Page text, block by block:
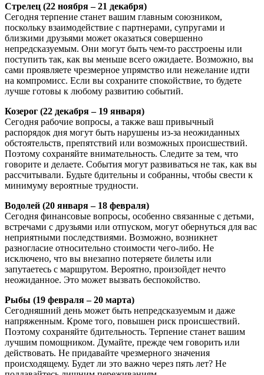
Стрелец (22 ноября – 21 декабря)
Сегодня терпение станет вашим главным союзником,
поскольку взаимодействие с партнерами, супругами и
близкими друзьями может оказаться совершенно
непредсказуемым. Они могут быть чем-то расстроены или
поступить так, как вы меньше всего ожидаете. Возможно, вы
сами проявляете чрезмерное упрямство или нежелание идти
на компромисс. Если вы сохраните спокойствие, то будете
лучше готовы к любому развитию событий.
Козерог (22 декабря – 19 января)
Сегодня рабочие вопросы, а также ваш привычный
распорядок дня могут быть нарушены из-за неожиданных
обстоятельств, препятствий или возможных происшествий.
Поэтому сохраняйте внимательность. Следите за тем, что
говорите и делаете. События могут развиваться не так, как вы
рассчитывали. Будьте бдительны и собранны, чтобы свести к
минимуму вероятные трудности.
Водолей (20 января – 18 февраля)
Сегодня финансовые вопросы, особенно связанные с детьми,
встречами с друзьями или отпуском, могут обернуться для вас
неприятными последствиями. Возможно, возникнет
разногласие относительно стоимости чего-либо. Не
исключено, что вы внезапно потеряете билеты или
запутаетесь с маршрутом. Вероятно, произойдет нечто
неожиданное. Это может вызвать беспокойство.
Рыбы (19 февраля – 20 марта)
Сегодняшний день может быть непредсказуемым и даже
напряженным. Кроме того, повышен риск происшествий.
Поэтому сохраняйте бдительность. Терпение станет вашим
лучшим помощником. Думайте, прежде чем говорить или
действовать. Не придавайте чрезмерного значения
происходящему. Будет ли это важно через пять лет? Не